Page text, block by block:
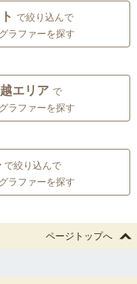
で絞り込んで
ラファーを探す
エリア で
ラファーを探す
で絞り込んで
ラファーを探す
ページトップへ